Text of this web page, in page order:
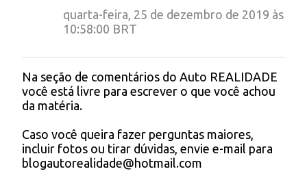
t
á
r
i
o
quarta-feira, 25 de dezembro de 2019 às
10:58:00 BRT
P
o
s
a
r
u
Na seção de comentários do Auto REALIDADE
você está livre para escrever o que você achou
da matéria.
Caso você queira fazer perguntas maiores,
incluir fotos ou tirar dúvidas, envie e-mail para
blogautorealidade@hotmail.com